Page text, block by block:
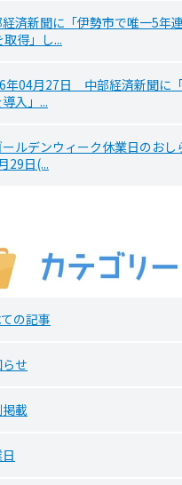
経済新聞に「伊勢市で唯一5年
得」し...
年04月27日 中部経済新聞に
入」...
ールデンウィーク休業日のお
29日(...
の記事
せ
載